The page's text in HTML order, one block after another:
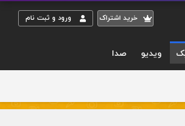
خريد اشتراک ورود و ثبت نام
ویدیو صدا